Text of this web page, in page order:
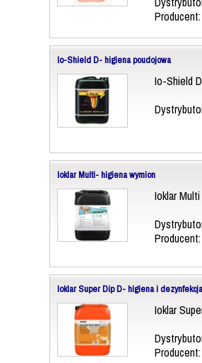
Io-Shield D- higiena poudojowa
Io-Shield
Ioklar Multi- higiena wymion
Ioklar
Ioklar Super Dip D- higiena i
Ioklar